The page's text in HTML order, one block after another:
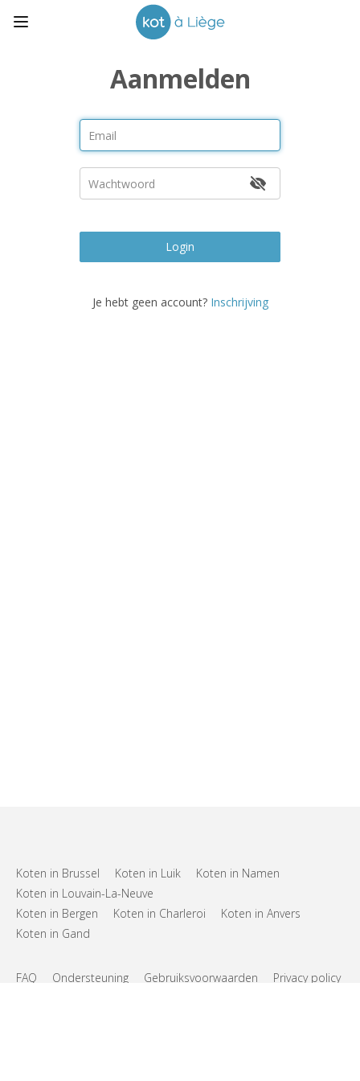
Aanmelden
Login
Je hebt geen account? Inschrijving
Koten in Brussel Koten in Luik
Koten in Namen
Koten in Louvain-La-Neuve
Koten in Bergen
Koten in Charleroi
Koten in Anvers
Koten in Gand
FAQ Ondersteuning Gebruiksvoorwaarden Privacy policy